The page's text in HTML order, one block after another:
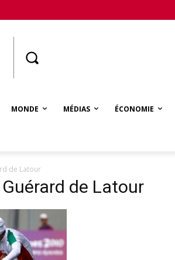
MONDE MÉDIAS ÉCONOMIE
de Latour
de Latour